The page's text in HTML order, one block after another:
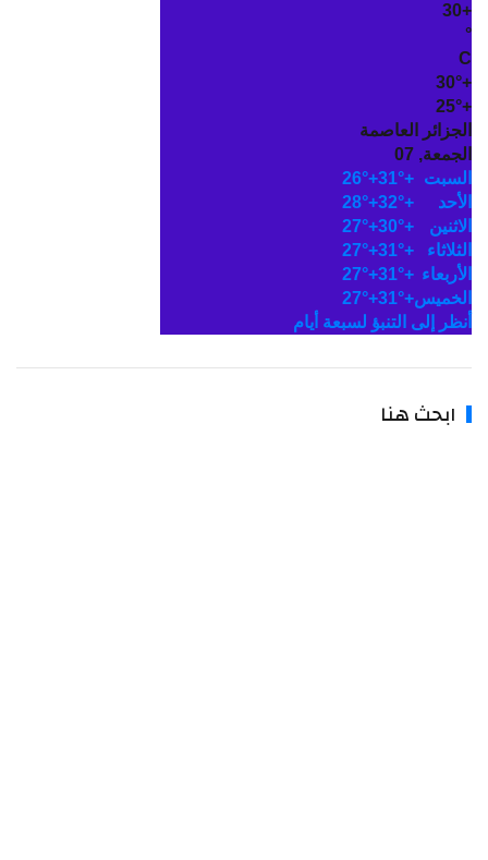
30
30°
25°
العاصمة
07
+
31°
+
26°
32°
+
28°
+
30°
+
27°
+
31°
+
27°
+
31°
+
27°
+
31°
+
27°
إلى التنبؤ لسبعة أيام
ابحث هنا